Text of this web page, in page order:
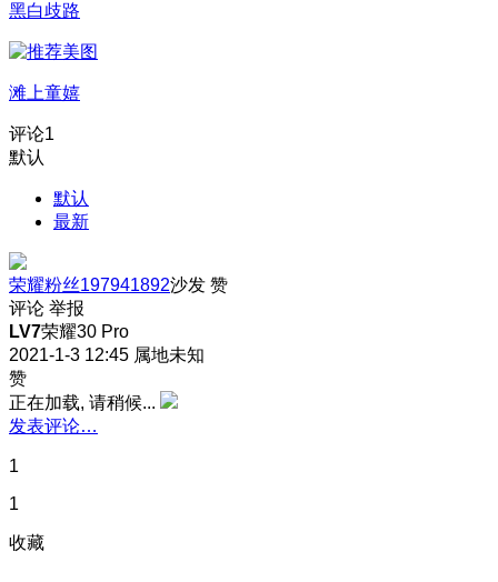
黑白歧路
滩上童嬉
评论1
默认
默认
最新
荣耀粉丝197941892沙发 赞
评论 举报
LV7荣耀30 Pro
2021-1-3 12:45 属地未知
赞
正在加载, 请稍候...
发表评论…
1
1
收藏